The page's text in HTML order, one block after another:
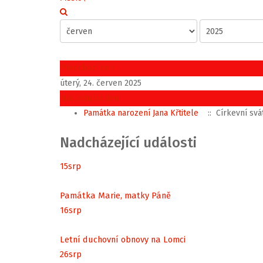
Předchozí den
úterý, 24. červen 2025
Následující den
Památka narození Jana Křtitele
:: Církevní
Nadcházející události
15srp
Památka Marie, matky Páně
16srp
Letní duchovní obnovy na Lomci
26srp